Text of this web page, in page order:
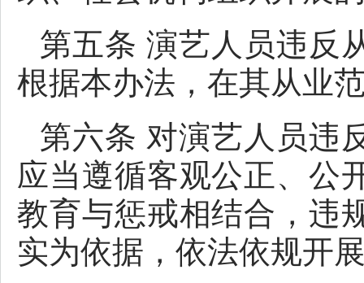
第五条 演艺人员违反
根据本办法，在其从业
第六条 对演艺人员违
应当遵循客观公正、公
教育与惩戒相结合，违
实为依据，依法依规开